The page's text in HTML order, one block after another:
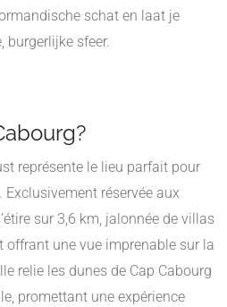
schat en laat je
burgerlijke sfeer.
représente le lieu parfait pour
réservée aux
sur 3,6 km, jalonnée de villas
offrant une vue imprenable sur la
relie les dunes de Cap Cabourg
promettant une expérience